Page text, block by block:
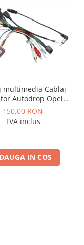
multimedia Cablaj
Autodrop Opel
pentru Navigatii
Android
150,00 RON
TVA inclus
IN COS